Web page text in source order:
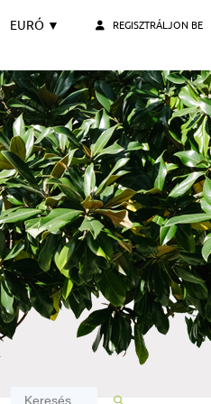
REGISZTRÁLJON BE
EURÓ ▼